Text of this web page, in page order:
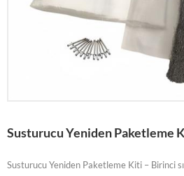
Susturucu Yeniden Paketleme
Susturucu Yeniden Paketleme Kiti – Birinci